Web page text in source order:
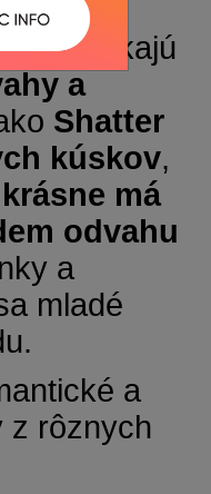
ženy
sa dotýkajú
a
Shatter
kúskov,
má
odvahu
a
mladé
a
z rôznych